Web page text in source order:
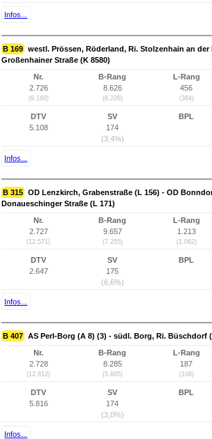
Infos...
B 169 westl. Prössen, Röderland, Ri. Stolzenhain an
Großenhainer Straße (K 8580)
Nr.
2.726
(9.160)
B-Rang
8.626
(6.226)
L-Rang
456
(364)
DTV
5.108
SV
174
(3,4%)
BPL
Infos...
B 315 OD Lenzkirch, Grabenstraße (L 156) - OD
Donaueschinger Straße (L 171)
Nr.
2.727
(12.571)
B-Rang
9.657
(7.255)
L-Rang
1.213
(1.062)
DTV
2.647
SV
175
(6,6%)
BPL
Infos...
B 407 AS Perl-Borg (A 8) (3) - südl. Borg, Ri. Büschdorf
Nr.
2.728
(12.812)
B-Rang
8.285
(5.885)
L-Rang
187
(108)
DTV
5.816
SV
174
(3,0%)
BPL
Infos...